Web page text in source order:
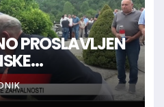
PROSLAVLJEN